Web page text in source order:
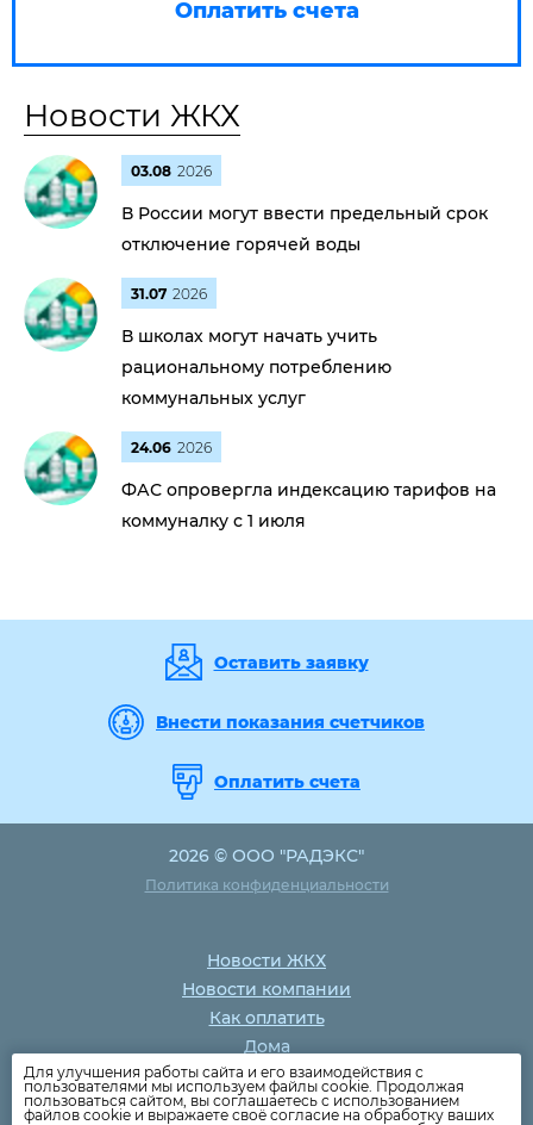
Оплатить счета
Новости ЖКХ
03.08 2026
В России могут ввести предельный срок
отключение горячей воды
31.07 2026
В школах могут начать учить
рациональному потреблению
коммунальных услуг
24.06 2026
ФАС опровергла индексацию тарифов на
коммуналку с 1 июля
Оставить заявку
Внести показания счетчиков
Оплатить счета
2026 © ООО "РАДЭКС"
Политика конфиденциальности
Новости ЖКХ
Новости компании
Как оплатить
Дома
Раскрытие информации
Вопросы
Для улучшения работы сайта и его взаимодействия с
пользователями мы используем файлы cookie. Продолжая
пользоваться сайтом, вы соглашаетесь с использованием
файлов cookie и выражаете своё согласие на обработку ваших